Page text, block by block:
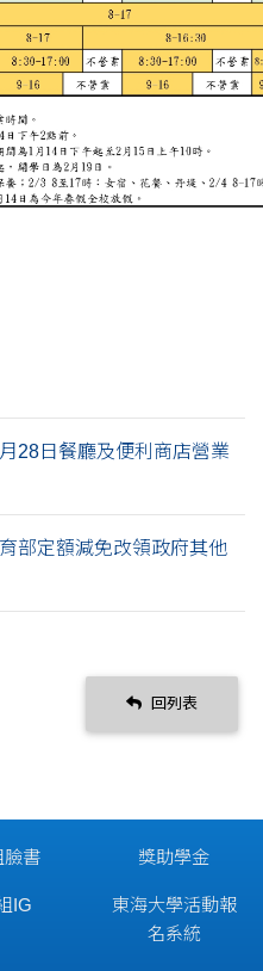
28日餐廳及便利商店營業
部定額減免改領政府其他
回列表
臉書
IG
獎助學金
東海大學活動報
名系統